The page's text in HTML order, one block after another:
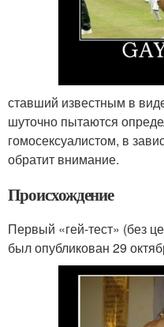
ставший известным в
шуточно пытаются
гомосексуалистом, в
обратит внимание.
Происхождение
Первый «гей-тест» (без
был опубликован 29